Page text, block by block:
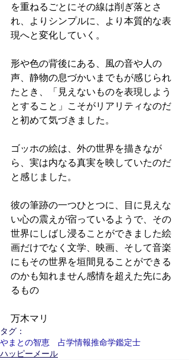
を重ねるごとにその線は削ぎ落とさ
れ、よりシンプルに、より本質的な表
現へと変化していく。
形や色の背後にある、風の音や人の
声、静物の息づかいまでもが感じられ
たとき、「見えないものを表現しよう
とすること」こそがリアリティなのだ
と初めて気づきました。
ゴッホの絵は、外の世界を描きなが
ら、実は内なる真実を映していたのだ
と感じました。
彼の筆跡の一つひとつに、目に見えな
い心の震えが宿っているようで、その
世界にしばし浸ることができました絵
画だけでなく文学、映画、そして音楽
にもその世界を垣間見ることができる
のかも知れません感情を超えた先にあ
るもの
万木マリ
タグ：
やまとの智恵 占学情報推命学鑑定士
ハッピーメール